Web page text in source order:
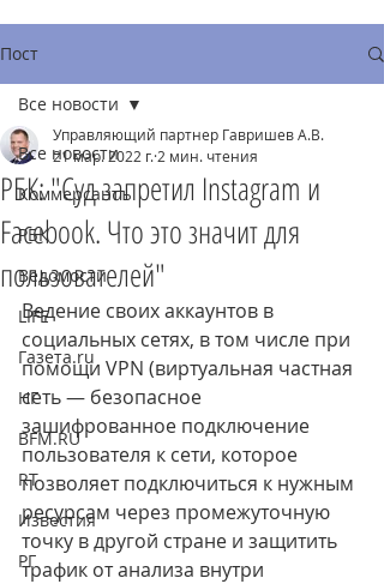
Пост
Все новости
Коммерсантъ
РБК
Ведомости
LIFE
Газета.ru
НГ
BFM.RU
RT
Известия
РГ
Все новости
РБК: "Суд запретил Instagram и
Facebook. Что это значит для
пользователей"
Управляющий партнер Гавришев А.В.
21 мар. 2022 г. 2 мин. чтения
Ведение своих аккаунтов в
социальных сетях, в том числе при
помощи VPN (виртуальная частная
сеть — безопасное
зашифрованное подключение
пользователя к сети, которое
позволяет подключиться к нужным
ресурсам через промежуточную
точку в другой стране и защитить
трафик от анализа внутри